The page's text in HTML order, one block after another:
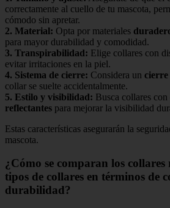
correctamente al cuello de tu mascota,
cómodo sin apretar.
2. Material: Opta por materiales
para mayor durabilidad y comodidad.
3. Transpirabilidad: Elige collares con
evitar irritaciones en la piel.
4. Sistema de cierre: Considera un cierre
collar se suelte accidentalmente.
5. Estilo y visibilidad: Busca collares con
reflectantes para mejorar la visibilidad
Estas características asegurarán la
mascota.
¿Cómo se comparan los
tipos de collares en términos de
durabilidad?